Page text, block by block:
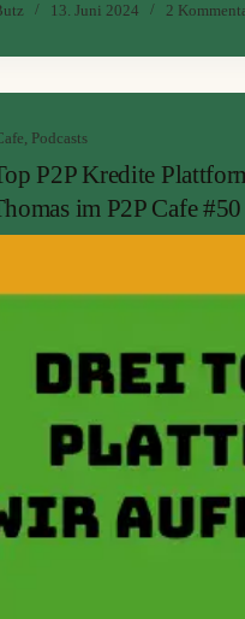
oder anderen Stelle sogar ein
13. Juni 2024 2
, Podcasts
P2P Kredite
im P2P Cafe #50